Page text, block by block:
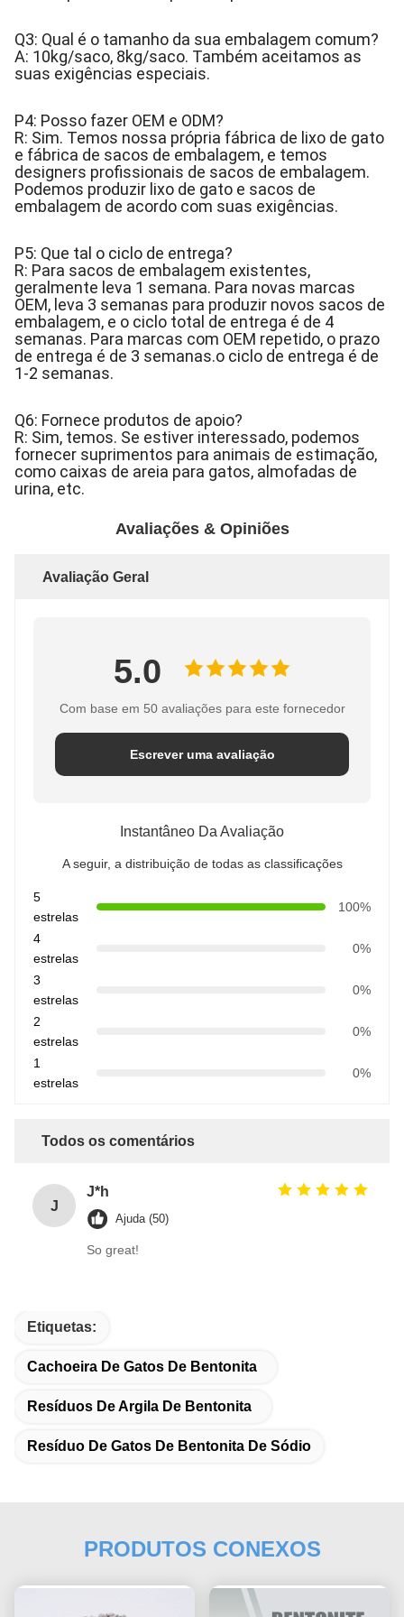
Q3: Qual é o tamanho da sua embalagem comum?
A: 10kg/saco, 8kg/saco. Também aceitamos as
suas exigências especiais.
P4: Posso fazer OEM e ODM?
R: Sim. Temos nossa própria fábrica de lixo de gato
e fábrica de sacos de embalagem, e temos
designers profissionais de sacos de embalagem.
Podemos produzir lixo de gato e sacos de
embalagem de acordo com suas exigências.
P5: Que tal o ciclo de entrega?
R: Para sacos de embalagem existentes,
geralmente leva 1 semana. Para novas marcas
OEM, leva 3 semanas para produzir novos sacos de
embalagem, e o ciclo total de entrega é de 4
semanas. Para marcas com OEM repetido, o prazo
de entrega é de 3 semanas.o ciclo de entrega é de
1-2 semanas.
Q6: Fornece produtos de apoio?
R: Sim, temos. Se estiver interessado, podemos
fornecer suprimentos para animais de estimação,
como caixas de areia para gatos, almofadas de
urina, etc.
Avaliações & Opiniões
Avaliação Geral
5.0
Com base em 50 avaliações para este fornecedor
Escrever uma avaliação
Instantâneo Da Avaliação
A seguir, a distribuição de todas as classificações
5
estrelas
100%
4
estrelas
0%
3
estrelas
0%
2
estrelas
0%
1
estrelas
0%
Todos os comentários
J
J*h
Ajuda (50)
So great!
Etiquetas:
Cachoeira De Gatos De Bentonita
Resíduos De Argila De Bentonita
Resíduo De Gatos De Bentonita De Sódio
PRODUTOS CONEXOS